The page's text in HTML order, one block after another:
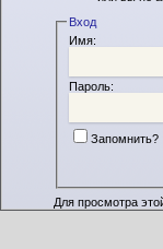
Вход
Имя:
Пароль:
Запомнить?
Для просмотра